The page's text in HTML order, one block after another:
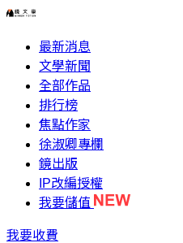
最新消息
文學新聞
全部作品
排行榜
焦點作家
徐淑卿專欄
鏡出版
IP改編授權
我要儲值
我要收費